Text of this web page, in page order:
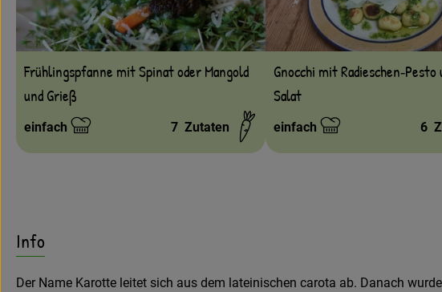
Frühlingspfanne mit Spinat oder Mangold
und Grieß
Schwierigkeit:
einfach 7 Zutaten
Gnocchi mit
Salat
Schwierigkeit:
einfach 6
Info
Der Name Karotte leitet sich aus dem lateinischen carota ab. Danach